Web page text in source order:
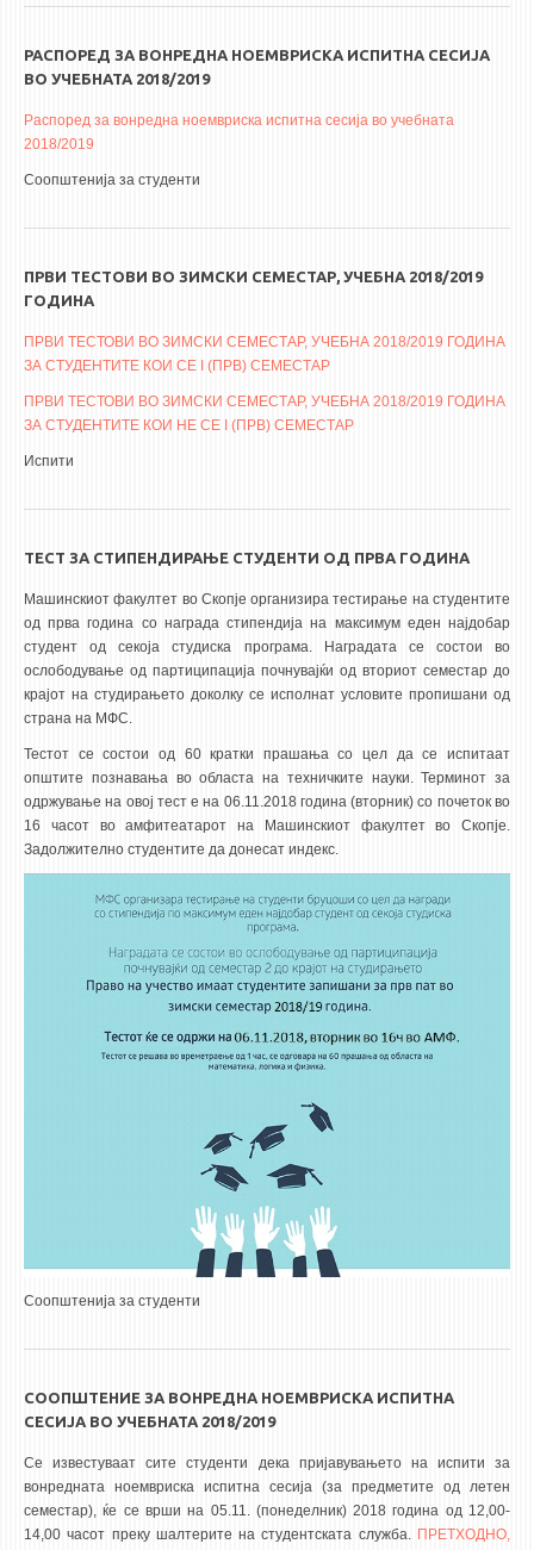
РАСПОРЕД ЗА ВОНРЕДНА НОЕМВРИСКА ИСПИТНА СЕСИЈА
ВО УЧЕБНАТА 2018/2019
Распоред за вонредна ноемвриска испитна сесија во учебната
2018/2019
Соопштенија за студенти
ПРВИ ТЕСТОВИ ВО ЗИМСКИ СЕМЕСТАР, УЧЕБНА 2018/2019
ГОДИНА
ПРВИ ТЕСТОВИ ВО ЗИМСКИ СЕМЕСТАР, УЧЕБНА 2018/2019 ГОДИНА
ЗА СТУДЕНТИТЕ КОИ СЕ I (ПРВ) СЕМЕСТАР
ПРВИ ТЕСТОВИ ВО ЗИМСКИ СЕМЕСТАР, УЧЕБНА 2018/2019 ГОДИНА
ЗА СТУДЕНТИТЕ КОИ НЕ СЕ I (ПРВ) СЕМЕСТАР
Испити
ТЕСТ ЗА СТИПЕНДИРАЊЕ СТУДЕНТИ ОД ПРВА ГОДИНА
Машинскиот факултет во Скопје организира тестирање на студентите
од прва година со награда стипендија на максимум еден најдобар
студент од секоја студиска програма. Наградата се состои во
ослободување од партиципација почнувајќи од вториот семестар до
крајот на студирањето доколку се исполнат условите пропишани од
страна на МФС.
Тестот се состои од 60 кратки прашања со цел да се испитаат
општите познавања во областа на техничките науки. Терминот за
одржување на овој тест е на 06.11.2018 година (вторник) со почеток во
16 часот во амфитеатарот на Машинскиот факултет во Скопје.
Задолжително студентите да донесат индекс.
Соопштенија за студенти
СООПШТЕНИЕ ЗА ВОНРЕДНА НОЕМВРИСКА ИСПИТНА
СЕСИЈА ВО УЧЕБНАТА 2018/2019
Се известуваат сите студенти дека пријавувањето на испити за
вонредната ноемвриска испитна сесија (за предметите од летен
семестар), ќе се врши на 05.11. (понеделник) 2018 година од 12,00-
14,00 часот преку шалтерите на студентската служба. ПРЕТХОДНО,